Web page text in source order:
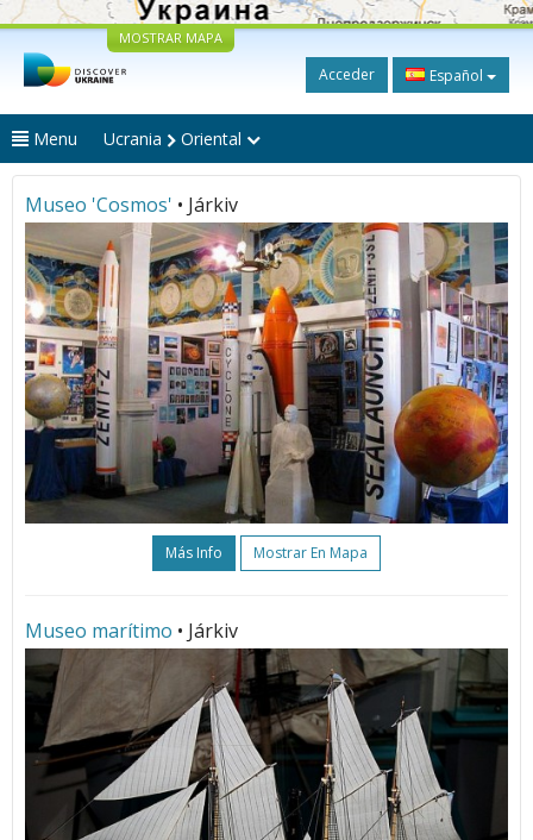
MOSTRAR MAPA
Acceder Español
Menu Ucrania Oriental
Museo 'Cosmos' • Járkiv
Más Info Mostrar En Mapa
Museo marítimo • Járkiv